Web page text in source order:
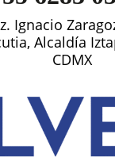
Ignacio
Alcaldía
CDMX